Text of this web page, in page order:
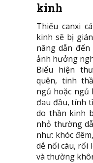
kinh
Thiếu canxi
kinh sẽ bị
năng dẫn
ảnh hưởng
Biểu hiện
quên, tinh
ngủ hoặc ngủ
đau đầu, tính
do thần kinh
nhỏ thường
như: khóc
dễ nổi cáu, rối
và thường